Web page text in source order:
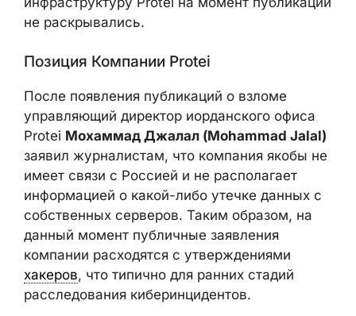
публикации не раскрывались.
управляющий директор иорданского офиса
ProteiМохаммад Джалал (Mohammad
Jalal) заявил журналистам, что компания
якобы не имеет связи с Россией и не
располагает информацией о какой-либо
утечке данных с собственных серверов.
Таким образом, на данный момент
публичные заявления компании расходятся
с утверждениямихакеров, что типично для
ранних стадий расследования
киберинцидентов.